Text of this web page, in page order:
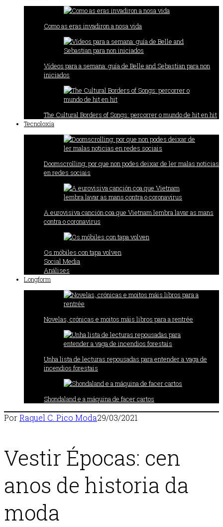
Como as eras invadiron a nosa vida
Vídeos para a semana: guía de Belle and Sebastian para non
iniciados
The Cultural Borders of Songs: percorrer o mundo de hit en hit
Tecnoloxía
Doomscrolling: por que non podes deixar de ler malas noticias
en redes sociais
A eurovisiva canción coa que Vietnam lembra lavar as mans
contra o coronavirus
Os móbiles con tapa volven
Social Media
Análises
Longform
Novelas, crónicas e moitos máis libros para a rentrée
Unha lista de lecturas repousadas para entender a vaga de
incendios forestais
Shondaland e a máquina de facer cartos
PorRaquel C. Pico Moda29/03/2021
Vestir Épocas: cen
anos de historia da
moda